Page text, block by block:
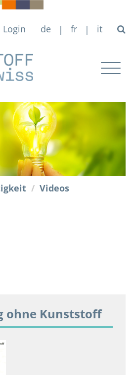
Login de | fr | it
Videos
ohne Kunststoff